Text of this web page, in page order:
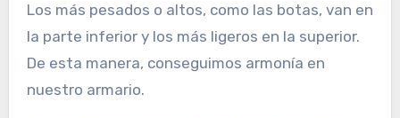
Los más pesados o altos, como las botas, van en
la parte inferior y los más ligeros en la superior.
De esta manera, conseguimos armonía en
nuestro armario.